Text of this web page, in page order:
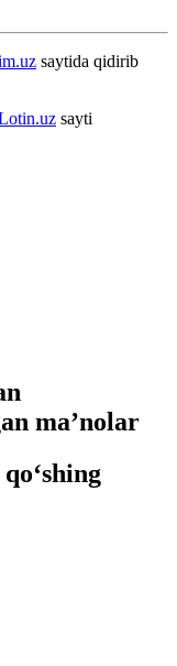
saytida qidirib
sayti
ma’nolar